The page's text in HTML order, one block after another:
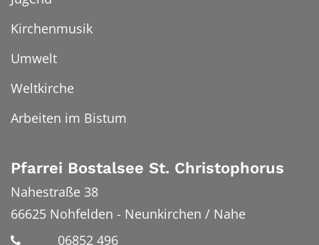
Kirchenmusik
Umwelt
Weltkirche
Arbeiten im Bistum
Pfarrei Bostalsee St. Christophorus
Nahestraße 38
66625 Nohfelden - Neunkirchen / Nahe
06852 496